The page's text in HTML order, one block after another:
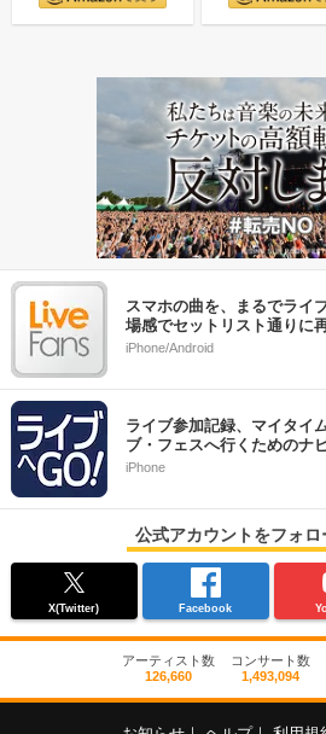
スマホの曲を、まるでライ
場感でセットリスト通りに
iPhone/Android
ライブ参加記録、マイタイ
ブ・フェスへ行くためのナ
iPhone
公式アカウントをフォロ
X(Twitter) Facebook
アーティスト数
126,660
コンサート数
1,493,094